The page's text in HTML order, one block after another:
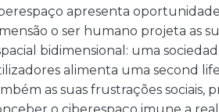
apresenta
o ser humano projeta as
bidimensional: uma
alimenta uma second
as suas frustrações sociais,